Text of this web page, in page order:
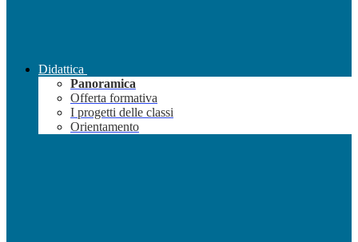
Didattica
Panoramica
Offerta formativa
I progetti delle classi
Orientamento